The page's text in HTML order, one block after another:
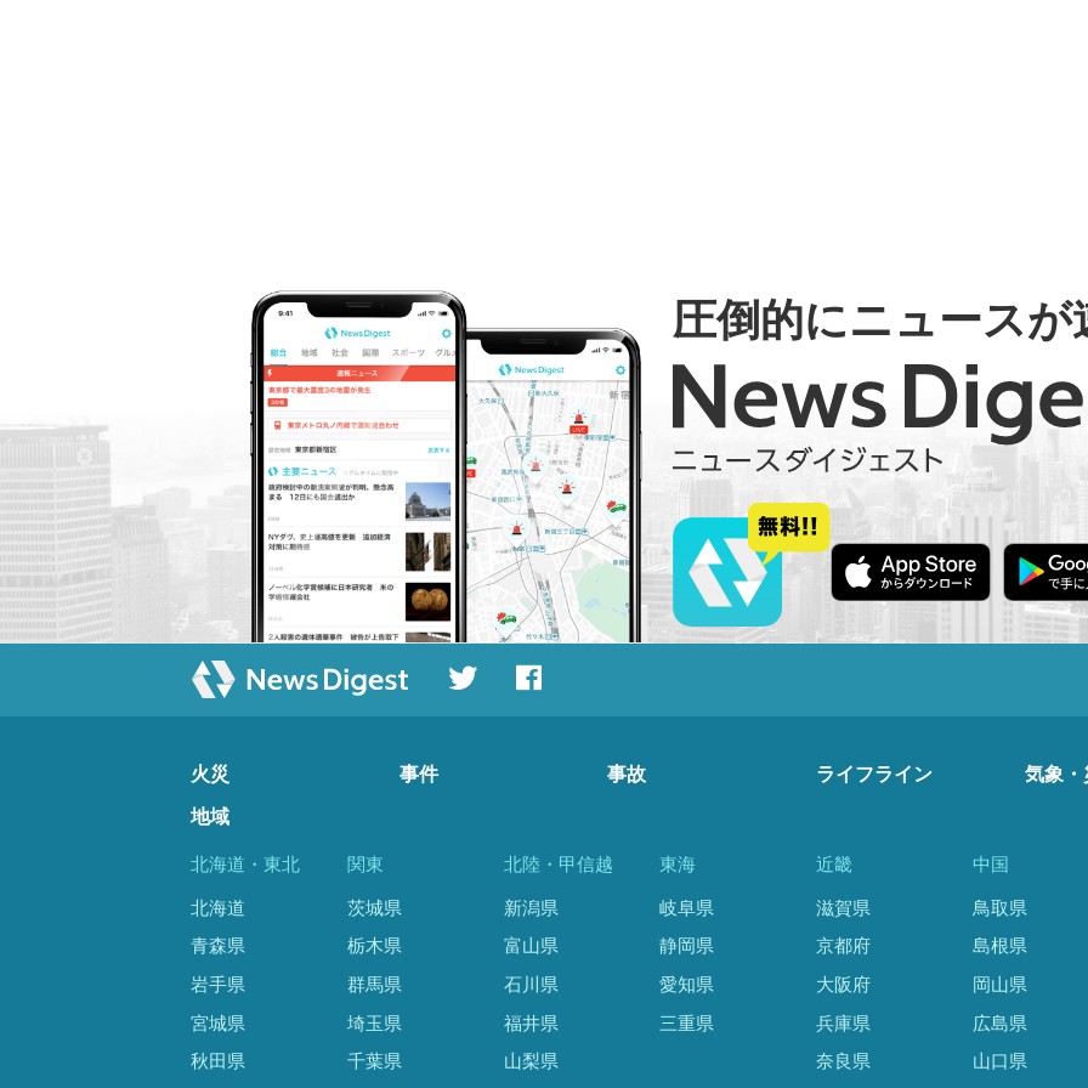
圧倒的にニュースが
火災 事件 事故 ライフライン 気象・
地域
北海道・東北
北海道
青森県
岩手県
宮城県
秋田県
関東
茨城県
栃木県
群馬県
埼玉県
千葉県
北陸・甲信越
新潟県
富山県
石川県
福井県
山梨県
東海
岐阜県
静岡県
愛知県
三重県
近畿
滋賀県
京都府
大阪府
兵庫県
奈良県
中国
鳥取県
島根県
岡山県
広島県
山口県